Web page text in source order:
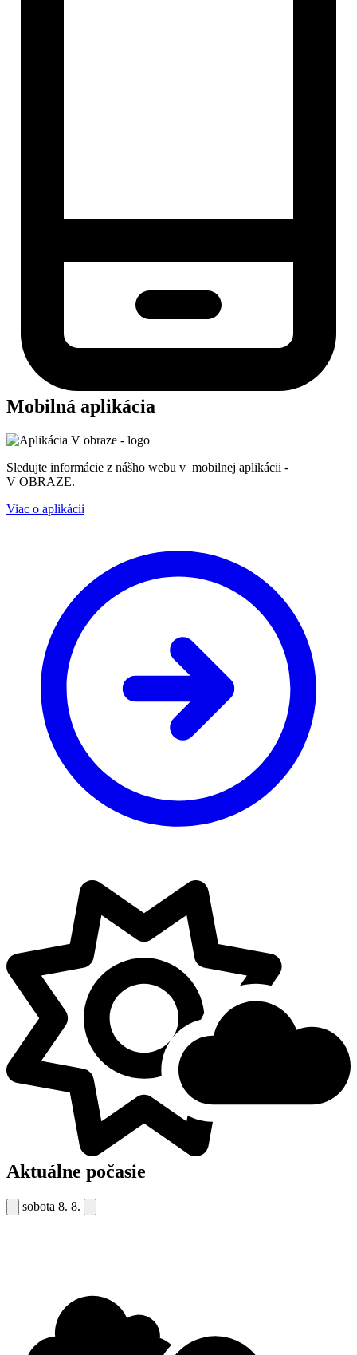
Mobilná aplikácia
Sledujte informácie z nášho webu v mobilnej aplikácii -
V OBRAZE.
Viac o aplikácii
Aktuálne počasie
sobota 8. 8.